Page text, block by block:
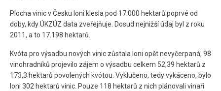
Plocha vinic v Česku loni klesla pod 17.000 hektarů poprvé od
doby, kdy ÚKZÚZ data zveřejňuje. Dosud nejnižší údaj byl z roku
2011, a to 17.198 hektarů.
Kvóta pro výsadbu nových vinic zůstala loni opět nevyčerpaná, 98
vinohradníků projevilo zájem o výsadbu celkem 52,39 hektarů z
173,3 hektarů povolených kvótou. Vyklučeno, tedy vykáceno, bylo
loni 302 hektarů vinic. Pouze 118 hektarů z nich plánovali vinaři